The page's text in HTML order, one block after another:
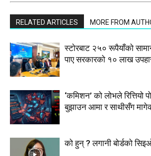
RELATED ARTICLES MORE FROM
स्टाेरबाट २५० रूपैयाँको
पाए सरकारको १० लाख
‘कमिशन’ को लोभले रित्तियो
बुझाउन आमा र साथीसँग
को हुन् ? लगानी बोर्डको